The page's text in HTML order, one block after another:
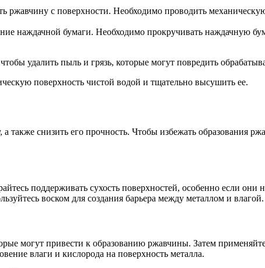
ржавчину с поверхности. Необходимо проводить
наждачной бумаги. Необходимо прокручивать наждачную
удалить пыль и грязь, которые могут повредить
поверхность чистой водой и тщательно высушить ее.
снизить его прочность. Чтобы избежать образования
поддерживать сухость поверхностей, особенно если они
воском для создания барьера между металлом и влагой.
могут привести к образованию ржавчины. Затем
влаги и кислорода на поверхность металла.